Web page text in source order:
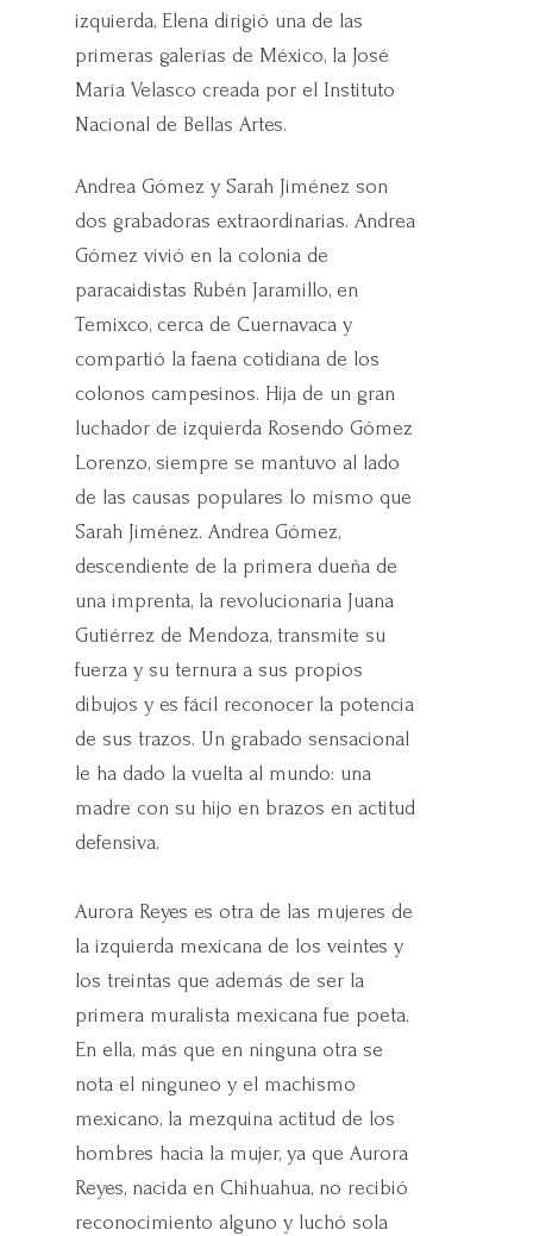
izquierda, Elena dirigió una de las
primeras galerías de México, la José
María Velasco creada por el Instituto
Nacional de Bellas Artes.
Andrea Gómez y Sarah Jiménez son
dos grabadoras extraordinarias. Andrea
Gómez vivió en la colonia de
paracaidistas Rubén Jaramillo, en
Temixco, cerca de Cuernavaca y
compartió la faena cotidiana de los
colonos campesinos. Hija de un gran
luchador de izquierda Rosendo Gómez
Lorenzo, siempre se mantuvo al lado
de las causas populares lo mismo que
Sarah Jiménez. Andrea Gómez,
descendiente de la primera dueña de
una imprenta, la revolucionaria Juana
Gutiérrez de Mendoza, transmite su
fuerza y su ternura a sus propios
dibujos y es fácil reconocer la potencia
de sus trazos. Un grabado sensacional
le ha dado la vuelta al mundo: una
madre con su hijo en brazos en actitud
defensiva.
Aurora Reyes es otra de las mujeres de
la izquierda mexicana de los veintes y
los treintas que además de ser la
primera muralista mexicana fue poeta.
En ella, más que en ninguna otra se
nota el ninguneo y el machismo
mexicano, la mezquina actitud de los
hombres hacia la mujer, ya que Aurora
Reyes, nacida en Chihuahua, no recibió
reconocimiento alguno y luchó sola